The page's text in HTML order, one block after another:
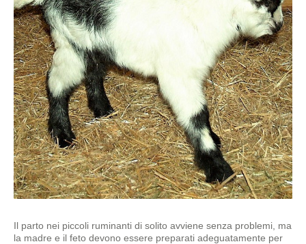
Il parto nei piccoli ruminanti di solito avviene senza problemi, ma
la madre e il feto devono essere preparati adeguatamente per